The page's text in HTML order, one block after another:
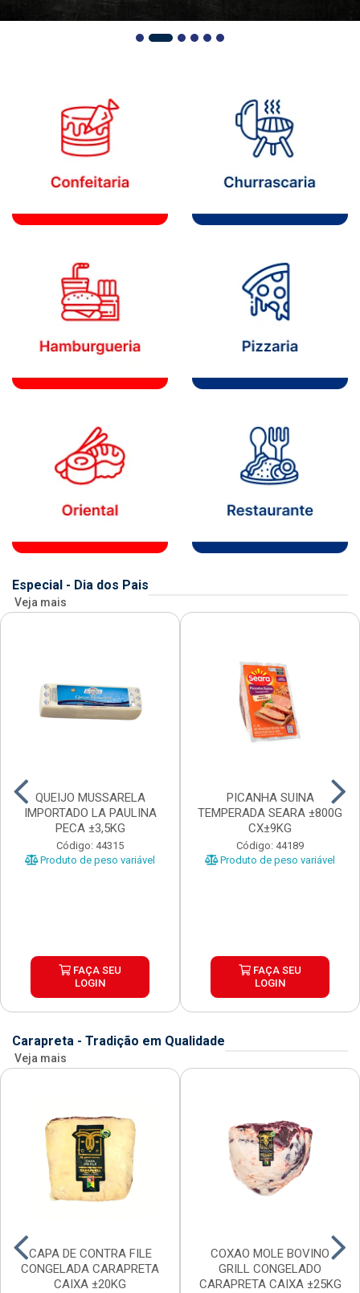
Especial - Dia dos Pais
Veja mais
QUEIJO MUSSARELA
IMPORTADO LA PAULINA
PECA ±3,5KG
Código: 44315
Produto de peso variável
FAÇA SEU
LOGIN
PICANHA SUINA
TEMPERADA SEARA ±800G
CX±9KG
Código: 44189
Produto de peso variável
FAÇA SEU
LOGIN
Carapreta - Tradição em Qualidade
Veja mais
CAPA DE CONTRA FILE
CONGELADA CARAPRETA
CAIXA ±20KG
COXAO MOLE BOVINO
GRILL CONGELADO
CARAPRETA CAIXA ±25KG